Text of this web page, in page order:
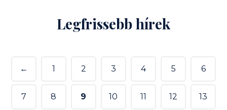
Legfrissebb hírek
← 1 2 3 4 5 6
7 8 9 10 11 12 13